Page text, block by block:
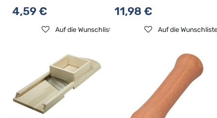
4,59€
Auf die Wunschliste
11,98 €
Auf die